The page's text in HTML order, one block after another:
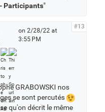
- Participants"
on 2/28/22 at
3:55 PM
#13
GRABOWSKI nos
se sont percutés
qu'on décrit le même